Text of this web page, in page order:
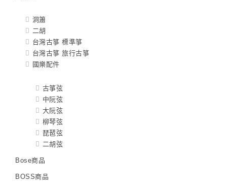
洞簫
二胡
台灣古箏 標準箏
台灣古箏 旅行古箏
國樂配件
古箏弦
中阮弦
大阮弦
柳琴弦
琵琶弦
二胡弦
Bose商品
BOSS商品